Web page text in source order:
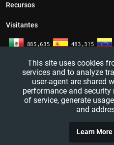
Recursos
Visitantes
— All rights
This site uses cookies
services and to analyze
user-agent are shared
performance and
of service, generate
and
Learn More